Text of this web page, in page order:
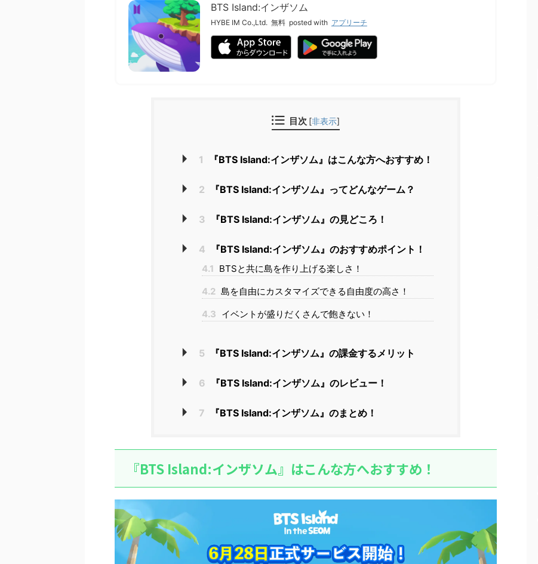
BTS Island:インザソム
HYBE IM Co.,Ltd. 無料 posted with アプリーチ
目次 [非表示]
1 『BTS Island:インザソム』はこんな方へおすすめ！
2 『BTS Island:インザソム』ってどんなゲーム？
3 『BTS Island:インザソム』の見どころ！
4 『BTS Island:インザソム』のおすすめポイント！
4.1 BTSと共に島を作り上げる楽しさ！
4.2 島を自由にカスタマイズできる自由度の高さ！
4.3 イベントが盛りだくさんで飽きない！
5 『BTS Island:インザソム』の課金するメリット
6 『BTS Island:インザソム』のレビュー！
7 『BTS Island:インザソム』のまとめ！
『BTS Island:インザソム』はこんな方へおすすめ！